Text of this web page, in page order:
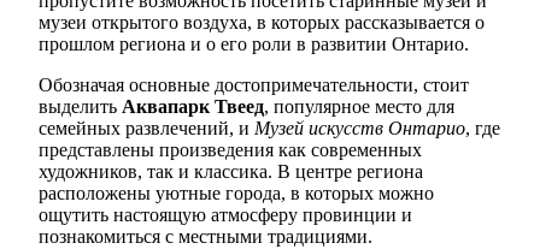
музеи открытого воздуха, в которых рассказывается о
прошлом региона и о его роли в развитии Онтарио.
Обозначая основные достопримечательности, стоит
выделить Аквапарк Твеед, популярное место для
семейных развлечений, и Музей искусств Онтарио, где
представлены произведения как современных
художников, так и классика. В центре региона
расположены уютные города, в которых можно
ощутить настоящую атмосферу провинции и
познакомиться с местными традициями.